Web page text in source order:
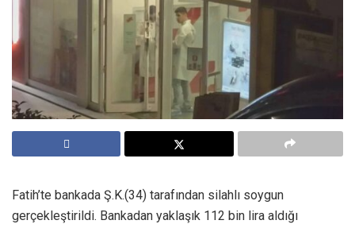
Fatih’te bankada Ş.K.(34) tarafından silahlı soygun
gerçekleştirildi. Bankadan yaklaşık 112 bin lira aldığı